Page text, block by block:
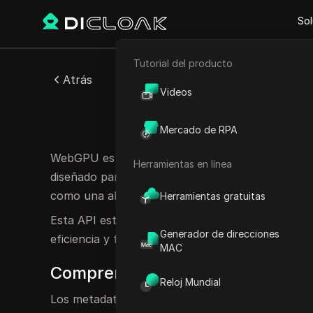
Comercio electrónico
Tutorial del producto
Videos
Mercado de RPA
Herramientas en línea
Herramientas gratuitas
Generador de direcciones
MAC
Reloj Mundial
Atrás
WebGPU es una API de gráficos avanzada
diseñado para ofrecer gráficos de alto
como una alternativa contemporánea a WebGL.
Esta API está diseñada para aprovechar al
eficiencia y flexibilidad mejorados en
Comprender los metadatos de
Los metadatos de WebGPU abarcan los datos